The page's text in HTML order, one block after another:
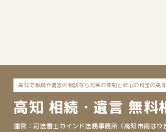
高知で相続や遺言の相談なら充実の体制と安心の料金の高
高知 相続・遺言 無料
司法書士カインド法務事務所 （高知市南はり